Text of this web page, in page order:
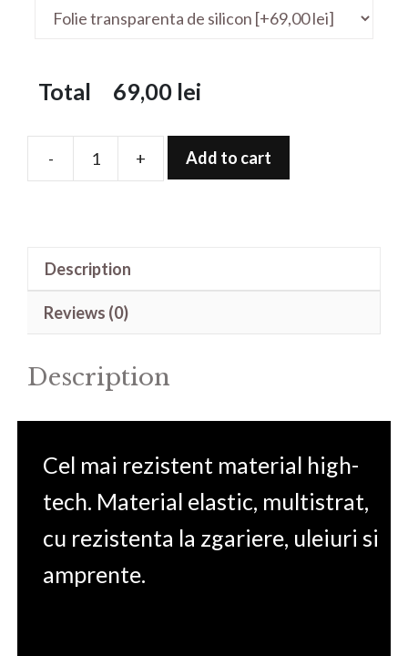
Total 69,00 lei
-
Folie
quantity
+ Add to cart
Description
Reviews (0)
Description
Cel mai rezistent material high-
tech. Material elastic, multistrat,
cu rezistenta la zgariere, uleiuri si
amprente.